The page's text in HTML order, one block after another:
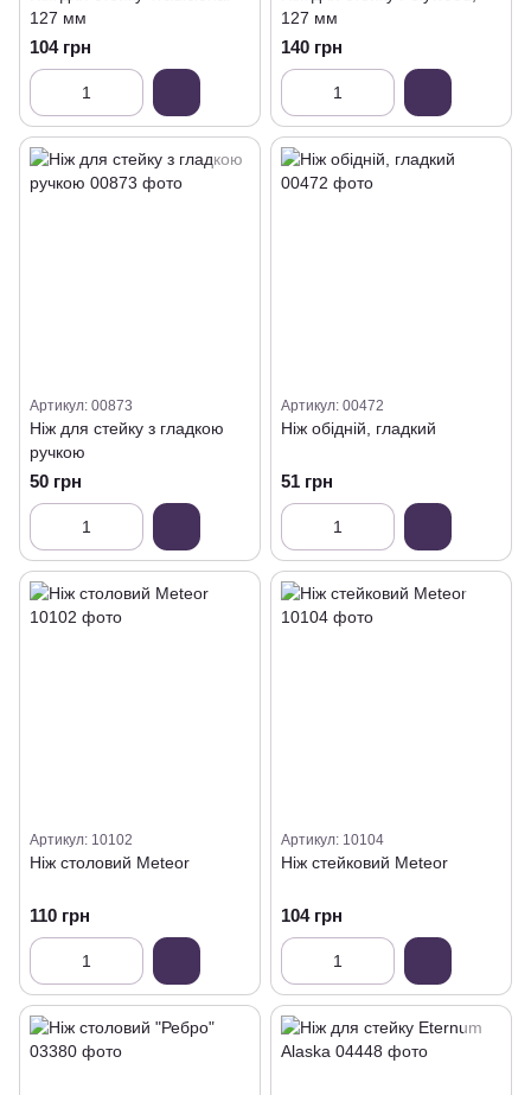
127 мм
104 грн
127 мм
140 грн
Артикул: 00873
Ніж для стейку з гладкою
ручкою
50 грн
Артикул: 00472
Ніж обідній, гладкий
51 грн
Артикул: 10102
Ніж столовий Meteor
110 грн
Артикул: 10104
Ніж стейковий Meteor
104 грн